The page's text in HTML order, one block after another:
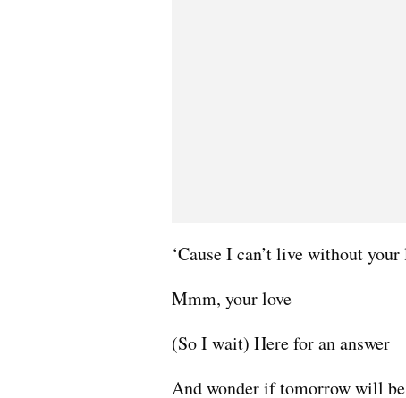
‘Cause I can’t live without your
Mmm, your love
(So I wait) Here for an answer
And wonder if tomorrow will